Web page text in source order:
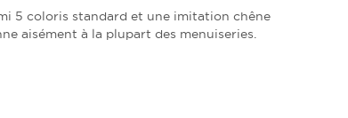
5 coloris standard et une imitation chêne
aisément à la plupart des menuiseries.